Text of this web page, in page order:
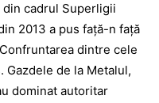
cadrul Superligii
2013 a pus față-n față
dintre cele
de la Metalul,
dominat autoritar